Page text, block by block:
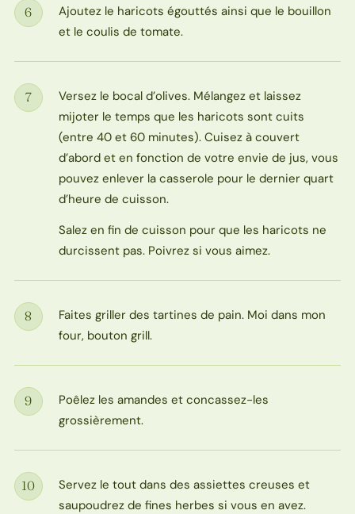
Étape
6
Ajoutez le haricots égouttés ainsi que le bouillon
et le coulis de tomate.
Étape
7
Versez le bocal d’olives. Mélangez et laissez
mijoter le temps que les haricots sont cuits
(entre 40 et 60 minutes). Cuisez à couvert
d’abord et en fonction de votre envie de jus, vous
pouvez enlever la casserole pour le dernier quart
d’heure de cuisson.
Salez en fin de cuisson pour que les haricots ne
durcissent pas. Poivrez si vous aimez.
Étape
8
Faites griller des tartines de pain. Moi dans mon
four, bouton grill.
Étape
9
Poêlez les amandes et concassez-les
grossièrement.
Étape
10
Servez le tout dans des assiettes creuses et
saupoudrez de fines herbes si vous en avez.